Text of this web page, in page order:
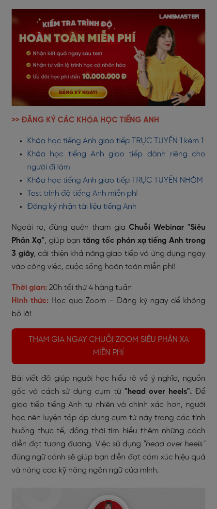
>> ĐĂNG KÝ CÁC KHÓA HỌC TIẾNG ANH
Khóa học tiếng Anh giao tiếp TRỰC TUYẾN 1 kèm 1
Khóa học tiếng Anh giao tiếp dành riêng cho
người đi làm
Khóa học tiếng Anh giao tiếp TRỰC TUYẾN NHÓM
Test trình độ tiếng Anh miễn phí
Đăng ký nhận tài liệu tiếng Anh
Ngoài ra, đừng quên tham gia Chuỗi Webinar "Siêu
Phản Xạ", giúp bạntăng tốc phản xạ tiếng Anh trong
3 giây, cải thiện khả năng giao tiếp và ứng dụng ngay
vào công việc, cuộc sống hoàn toàn miễn phí!
Thời gian: 20h tối thứ 4 hàng tuần
Hình thức: Học qua Zoom – Đăng ký ngay để không
bỏ lỡ!
THAM GIA NGAY CHUỖI ZOOM SIÊU PHẢN XẠ
MIỄN PHÍ
Bài viết đã giúp người học hiểu rõ về ý nghĩa, nguồn
gốc và cách sử dụng cụm từ "head over heels". Để
giao tiếp tiếng Anh tự nhiên và chính xác hơn, người
học nên luyện tập áp dụng cụm từ này trong các tình
huống thực tế, đồng thời tìm hiểu thêm những cách
diễn đạt tương đương. Việc sử dụng "head over heels"
đúng ngữ cảnh sẽ giúp bạn diễn đạt cảm xúc hiệu quả
và nâng cao kỹ năng ngôn ngữ của mình.